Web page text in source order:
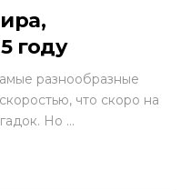
году
разнообразные
что скоро на
Но ...